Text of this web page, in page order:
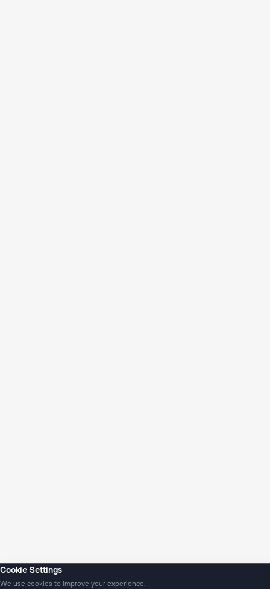
Cookie Settings
We use cookies to improve your experience.